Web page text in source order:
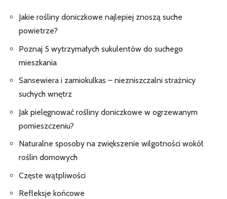
Jakie rośliny doniczkowe najlepiej ‌znoszą ‌suche
powietrze?
Poznaj 5 wytrzymałych sukulentów do suchego
mieszkania
Sansewiera ‌i zamiokulkas – niezniszczalni ⁤strażnicy
suchych wnętrz
Jak pielęgnować rośliny doniczkowe w ⁢ogrzewanym
pomieszczeniu?
Naturalne sposoby na zwiększenie wilgotności ‌wokół
roślin domowych
Częste wątpliwości
Refleksje końcowe